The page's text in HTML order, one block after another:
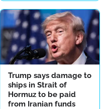
Trump says damage to
ships in Strait of
Hormuz to be paid
from Iranian funds